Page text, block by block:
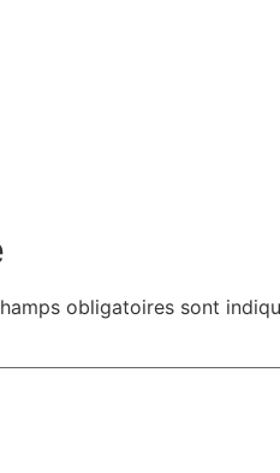
obligatoires sont